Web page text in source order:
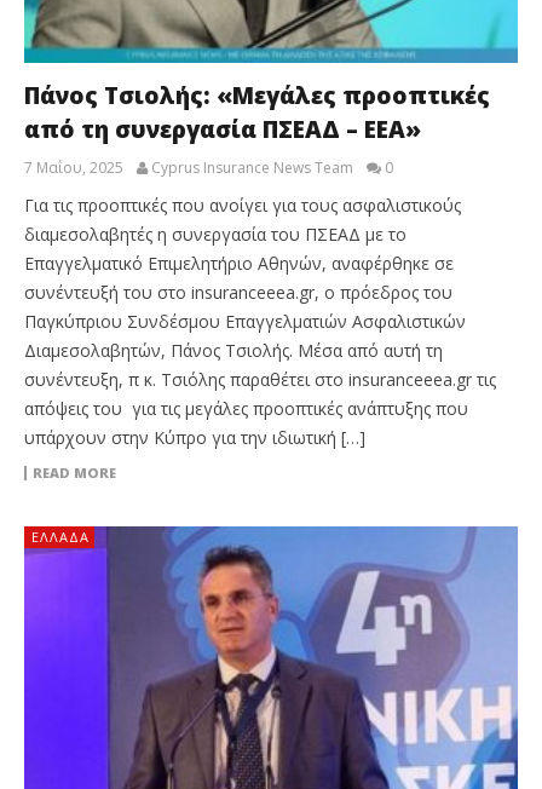
Πάνος Τσιολής: «Μεγάλες προοπτικές
από τη συνεργασία ΠΣΕΑΔ – ΕΕΑ»
7 Μαΐου, 2025 Cyprus Insurance News Team 0
Για τις προοπτικές που ανοίγει για τους ασφαλιστικούς
διαμεσολαβητές η συνεργασία του ΠΣΕΑΔ με το
Επαγγελματικό Επιμελητήριο Αθηνών, αναφέρθηκε σε
συνέντευξή του στο insuranceeea.gr, ο πρόεδρος του
Παγκύπριου Συνδέσμου Επαγγελματιών Ασφαλιστικών
Διαμεσολαβητών, Πάνος Τσιολής. Μέσα από αυτή τη
συνέντευξη, π κ. Τσιόλης παραθέτει στο insuranceeea.gr τις
απόψεις του για τις μεγάλες προοπτικές ανάπτυξης που
υπάρχουν στην Κύπρο για την ιδιωτική […]
READ MORE
ΕΛΛΆΔΑ